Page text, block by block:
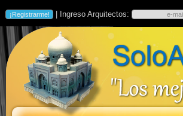
| Ingreso Arquitectos: